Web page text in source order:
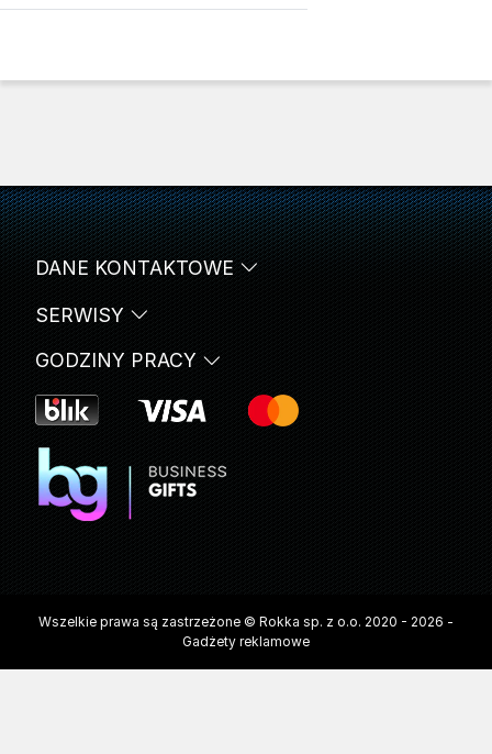
SERWISY
DANE KONTAKTOWE
GODZINY PRACY
Wszelkie prawa są zastrzeżone © Rokka sp. z o.o. 2020 - 2026 -
Gadżety reklamowe